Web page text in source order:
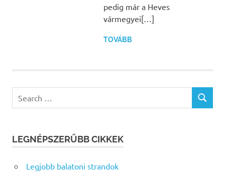
pedig már a Heves
vármegyei[…]
TOVÁBB
for:
SEARCH
LEGNÉPSZERŰBB CIKKEK
Legjobb balatoni strandok